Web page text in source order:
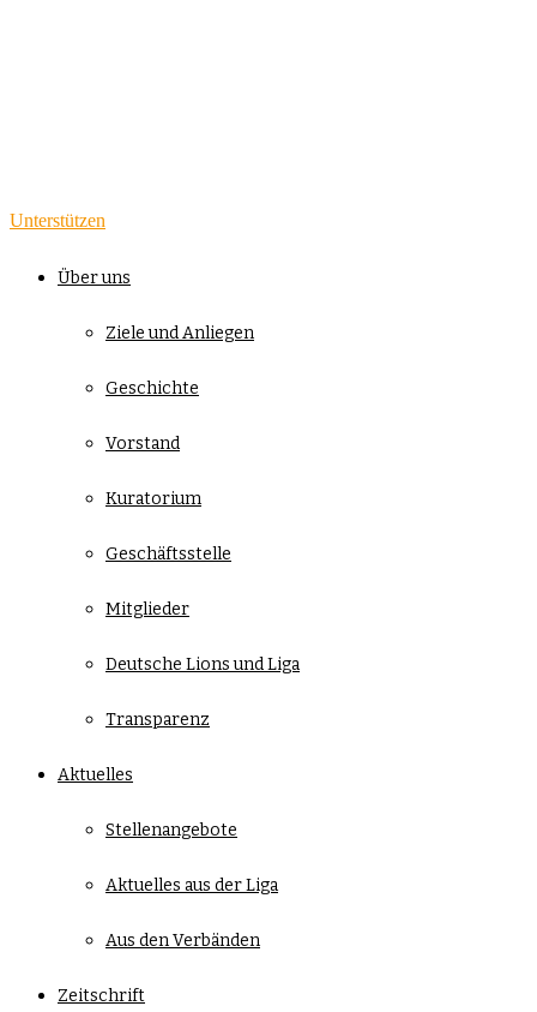
Unterstützen
Über uns
Ziele und Anliegen
Geschichte
Vorstand
Kuratorium
Geschäftsstelle
Mitglieder
Deutsche Lions und Liga
Transparenz
Aktuelles
Stellenangebote
Aktuelles aus der Liga
Aus den Verbänden
Zeitschrift